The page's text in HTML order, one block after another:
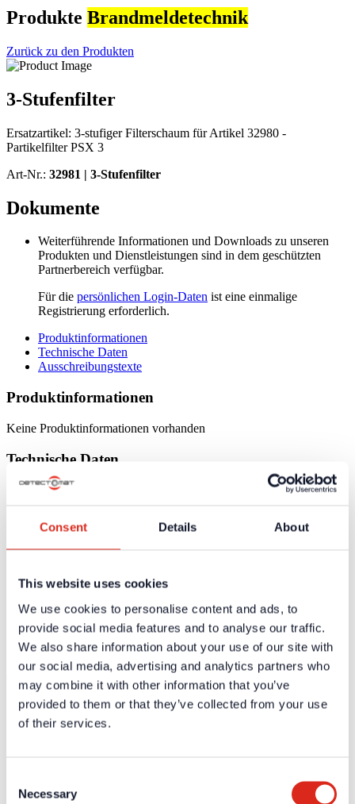
Consent Details About
This website uses cookies
We use cookies to personalise content and ads, to
provide social media features and to analyse our traffic.
We also share information about your use of our site with
our social media, advertising and analytics partners who
may combine it with other information that you’ve
provided to them or that they’ve collected from your use
of their services.
Selection
Necessary
Produkte Brandmeldetechnik
Zurück zu den Produkten
3-Stufenfilter
Ersatzartikel: 3-stufiger Filterschaum für Artikel 32980 -
Partikelfilter PSX 3
Art-Nr.: 32981 | 3-Stufenfilter
Dokumente
Weiterführende Informationen und Downloads zu unseren
Produkten und Dienstleistungen sind in dem geschützten
Partnerbereich verfügbar.
Für die persönlichen Login-Daten ist eine einmalige
Registrierung erforderlich.
Produktinformationen
Technische Daten
Ausschreibungstexte
Produktinformationen
Keine Produktinformationen vorhanden
Technische Daten
Abmessungen (H x B x T)
150 mm x 60 mm x 70 mm
Produkten und Dienstleistungen sind in dem geschützten
Partnerbereich verfügbar.
Für diepersönlichen Login-Daten ist eine einmalige
Registrierung erforderlich.
Ausschreibungstexte
Weiterführende Informationen und Downloads zu unseren
Produkten und Dienstleistungen sind in dem geschützten